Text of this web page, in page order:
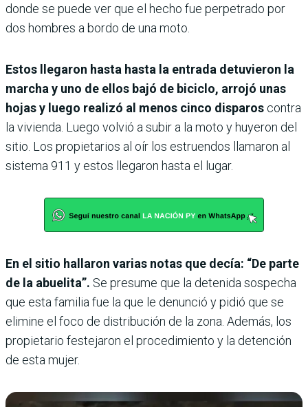
donde se puede ver que el hecho fue perpetrado por
dos hombres a bordo de una moto.
Estos llegaron hasta hasta la entrada detuvieron la
marcha y uno de ellos bajó de biciclo, arrojó unas
hojas y luego realizó al menos cinco disparos contra
la vivienda. Luego volvió a subir a la moto y huyeron del
sitio. Los propietarios al oír los estruendos llamaron al
sistema 911 y estos llegaron hasta el lugar.
En el sitio hallaron varias notas que decía: “De parte
de la abuelita”. Se presume que la detenida sospecha
que esta familia fue la que le denunció y pidió que se
elimine el foco de distribución de la zona. Además, los
propietario festejaron el procedimiento y la detención
de esta mujer.